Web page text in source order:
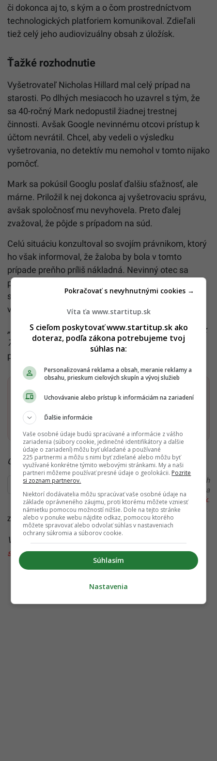
či dokonca aj to, s kým a o čom prostredníctvom
technologických platforiem komunikoval. Zdieľali
tiež celý jeho audiovizuálny obsah z úložísk.
Ťažké rozhodnutie
Vyšetrovateľ Nicholas Hillard mal celý prípad na
starosti. Po dlhých mesiacoch ho uzavrel s tým, že
sa 40-ročný Mark nedopustil žiadnej trestnej
činnosti. Avšak Google nevinnému otcovi prístup k
účtom nevrátil. Chcel, aby vedeli o výsledku
vyšetrovania, no detektív mu nemohol v tomto nijako
pomôcť.
Mark sa pokúsil Googlu poslať ďalšiu sťažnosť, ale
márne. Priložil k nej dokonca aj vyšetrovaciu správu,
avšak spoločnosť mu nevyhovela. Preto ďalej
zvažoval, že pôjde s prípadom na súd.
Celú situáciu konzultoval so svojím právnikom, ktorý
ho však informoval, že žaloba by bola v tomto
prípade preňho príliš nákladná. Nevinný otec sa
preto rozhodol, že aj napriek problémom, ktoré mu
spoločnosť spôsobila, prípad nechá tak a nebude sa
viac k nemu vracať.
„Povedal som si, že mi to za sedemtisíc dolárov (cez
7-tisíc eur) nestojí,“zakončil nevinný otec, ktorý si
prešiel niekoľkomesačným vyšetrovaním.
Dostaň Startitup do svojich Google odporúčaní
Pridať ako preferovaný zdroj
Čítaj viac z kategórie:Zaujímavosti
Ďakujeme, že čítaš Startitup. V prípade, že máš postreh
alebo si našiel v článku chybu, napíš nám na
redakcia@startitup.sk.
Zdroje:aktuálňe.cz,The Times of India,Daily Beast
Viac k téme:
sexuálne zneužívanie,zákaz
Víta ťa www.startitup.sk
S cieľom poskytovať www.startitup.sk ako
doteraz, podľa zákona potrebujeme tvoj
súhlas na:
Personalizovaná reklama a obsah, meranie reklamy a
obsahu, prieskum cieľových skupín a vývoj služieb
Uchovávanie alebo prístup k informáciám na zariadení
Ďalšie informácie
Vaše osobné údaje budú spracúvané a informácie z vášho
zariadenia (súbory cookie, jedinečné identifikátory a ďalšie
údaje o zariadení) môžu byť ukladané a používané
225 partnermi a môžu s nimi byť zdieľané alebo môžu byť
využívané konkrétne týmito webovými stránkami. My a naši
partneri môžeme používať presné údaje o geolokácii. Pozrite
si zoznam partnerov.
Niektorí dodávatelia môžu spracúvať vaše osobné údaje na
základe oprávneného záujmu, proti ktorému môžete vzniesť
námietku pomocou možností nižšie. Dole na tejto stránke
alebo v ponuke webu nájdite odkaz, pomocou ktorého
môžete spravovať alebo odvolať súhlas v nastaveniach
ochrany súkromia a súborov cookie.
Súhlasím
Pokračovať s nevyhnutnými cookies →
Nastavenia